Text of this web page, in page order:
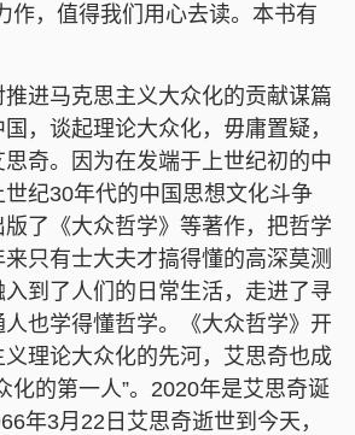
作，值得我们用心去读。本书有
马克思主义大众化的贡献谋篇
，谈起理论大众化，毋庸置疑，
奇。因为在发端于上世纪初的中
世纪30年代的中国思想文化斗争
了《大众哲学》等著作，把哲学
只有士大夫才搞得懂的高深莫测
到了人们的日常生活，走进了寻
也学得懂哲学。《大众哲学》开
理论大众化的先河，艾思奇也成
化的第一人”。2020年是艾思奇诞
年3月22日艾思奇逝世到今天，